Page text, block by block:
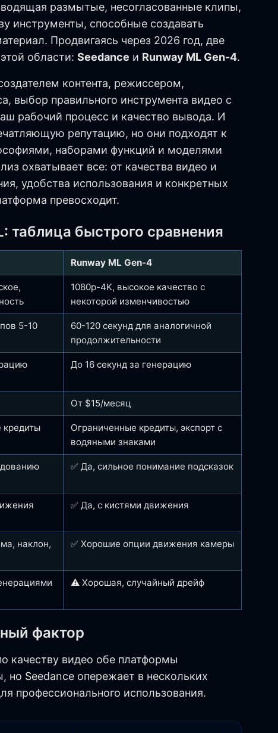
размытые, несогласованные клипы,
инструменты, способные создавать
Продвигаясь через 2026 год, две
области: Seedance и Runway ML Gen-4.
контента, режиссером,
выбор правильного инструмента видео с
рабочий процесс и качество вывода. И
репутацию, но они подходят к
наборами функций и моделями
охватывает все: от качества видео и
удобства использования и конкретных
превосходит.
таблица быстрого сравнения
Runway ML Gen-4
1080p-4K, высокое качество с
некоторой изменчивостью
5-10
60-120 секунд для аналогичной
продолжительности
До 16 секунд за генерацию
От $15/месяц
Ограниченные кредиты, экспорт с
водяными знаками
✅ Да, сильное понимание подсказок
✅ Да, с кистями движения
наклон,
✅ Хорошие опции движения камеры
⚠️ Хорошая, случайный дрейф
фактор
качеству видео обе платформы
но Seedance опережает в нескольких
профессионального использования.